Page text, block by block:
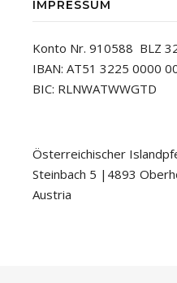
IMPRESSUM
Konto Nr. 910588 BLZ
IBAN: AT51 3225 0000
BIC: RLNWATWWGTD
Österreichischer
Steinbach 5 |4893
Austria